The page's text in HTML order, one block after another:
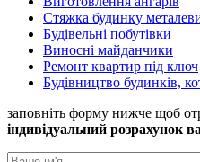
Стяжка будинку
Будівельні побутівки
Виносні майданчики
Ремонт квартир під ключ
Будівництво будинків,
заповніть форму нижче щоб
індивідуальний розрахунок